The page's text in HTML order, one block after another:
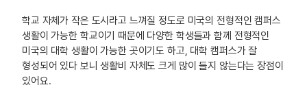
학교 자체가 작은 도시라고 느껴질 정도로 미국의 전형적인 캠퍼스
생활이 가능한 학교이기 때문에 다양한 학생들과 함께 전형적인
미국의 대학 생활이 가능한 곳이기도 하고, 대학 캠퍼스가 잘
형성되어 있다 보니 생활비 자체도 크게 많이 들지 않는다는 장점이
있어요.